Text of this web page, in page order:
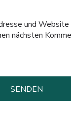
und Website
nächsten